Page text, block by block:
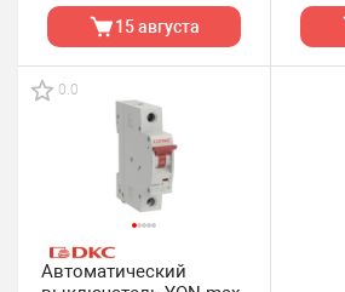
15 августа
0.0
Автоматический